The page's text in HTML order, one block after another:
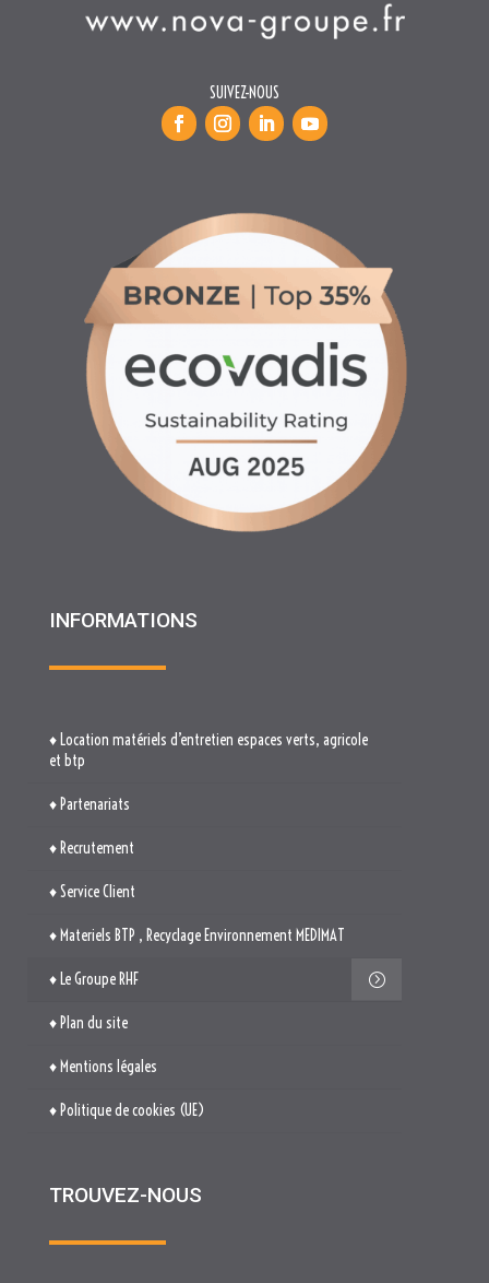
INFORMATIONS
♦ Partenariats
♦ Recrutement
♦ Materiels BTP , Recyclage Environnement MEDIMAT
♦ Le Groupe RHF
♦ Plan du site
♦ Mentions légales
♦ Politique de cookies (UE)
TROUVEZ-NOUS

514. Avenue Jean Monnet
